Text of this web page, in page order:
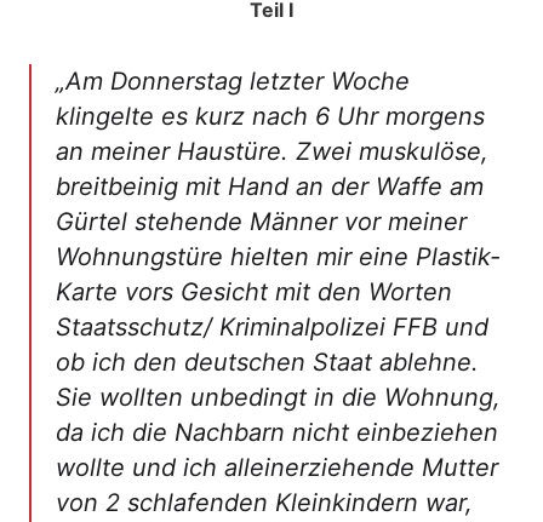
Teil I
„Am Donnerstag letzter Woche
klingelte es kurz nach 6 Uhr morgens
an meiner Haustüre. Zwei muskulöse,
breitbeinig mit Hand an der Waffe am
Gürtel stehende Männer vor meiner
Wohnungstüre hielten mir eine Plastik-
Karte vors Gesicht mit den Worten
Staatsschutz/ Kriminalpolizei FFB und
ob ich den deutschen Staat ablehne.
Sie wollten unbedingt in die Wohnung,
da ich die Nachbarn nicht einbeziehen
wollte und ich alleinerziehende Mutter
von 2 schlafenden Kleinkindern war,